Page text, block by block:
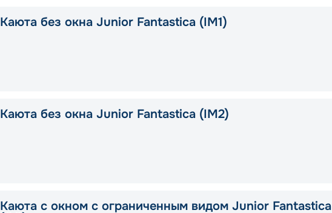
Каюта без окна Junior Fantastica (IM1)
Каюта без окна Junior Fantastica (IM2)
Каюта с окном с ограниченным видом Junior Fantastica